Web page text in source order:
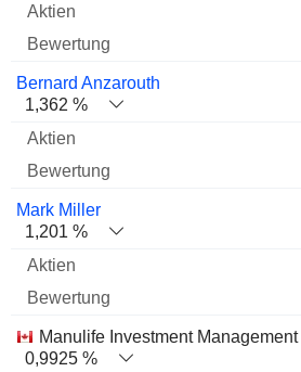
Bernard Anzarouth
1,362 %
Mark Miller
1,201 %
Manulife Investment Management
0,9925 %